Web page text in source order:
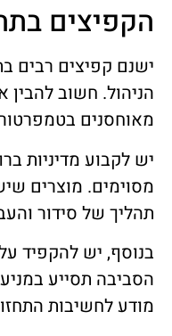
הקפיצים
ישנם קפיצים רבים
הניהול. חשוב
מאוחסנים
יש לקבוע מדיניות
מסוימים. מוצרים
תהליך של סידור
בנוסף, יש להקפיד
הסביבה תסייע
מודע לחשיבות